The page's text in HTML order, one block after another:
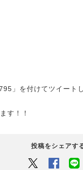
」を付けてツイート
す！！
投稿をシェアす
Twitter